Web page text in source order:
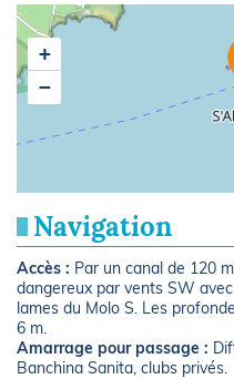
+
−
Navigation
Accès : Par un canal de 120
dangereux par vents SW
lames du Molo S. Les
6 m.
Amarrage pour passage :
Banchina Sanita, clubs privés.